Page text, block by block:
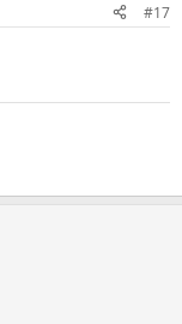
#17